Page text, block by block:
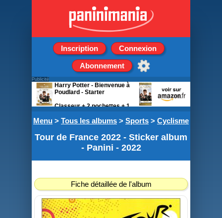
Inscription Connexion
Abonnement
Menu > Tous les albums > Sports > Cyclisme
Tour de France 2022 - Sticker album
- Panini - 2022
Fiche détaillée de l'album
Publicité
Harry Potter - Bienvenue à
Poudlard - Starter
Classeur + 2 pochettes + 1
carte édition limitée